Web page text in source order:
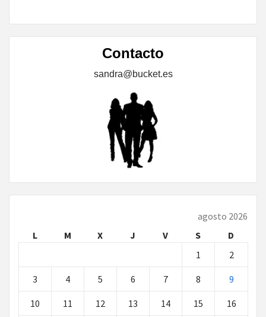
Contacto
sandra@bucket.es
agosto 2026
L
M X J V S
D
1
2
3 4 5 6 7 8 9
10 11 12 13 14 15 16